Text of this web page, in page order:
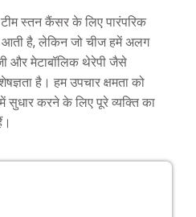
टीम स्तन कैंसर के लिए पारंपरिक
है, लेकिन जो चीज हमें अलग
और मेटाबॉलिक थेरेपी जैसे
है। हम उपचार क्षमता को
सुधार करने के लिए पूरे व्यक्ति का